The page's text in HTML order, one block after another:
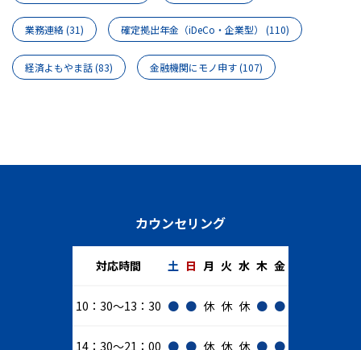
業務連絡(31) 確定拠出年金（iDeCo・企業型） (110)
経済よもやま話(83) 金融機関にモノ申す(107)
カウンセリング
対応時間 土 日 月 火 水 木 金
10：30～13：30 ● ● 休 休 休 ● ●
14：30～21：00 ● ● 休 休 休 ● ●